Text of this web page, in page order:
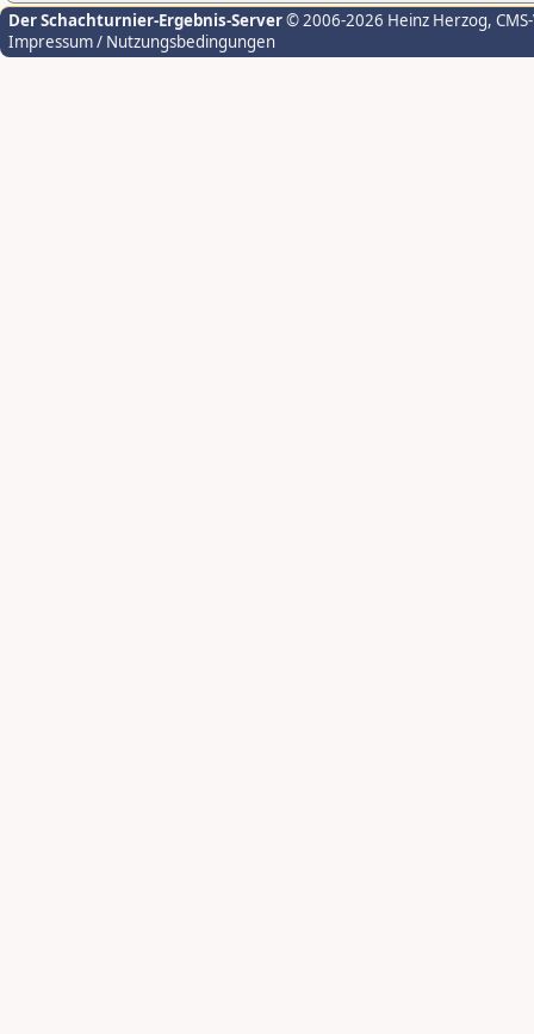
Der Schachturnier-Ergebnis-Server© 2006-2026 Heinz Herzog,
Impressum / Nutzungsbedingungen